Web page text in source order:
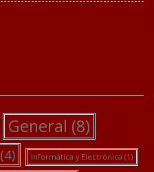
General (8)
(4) Informática y Electrónica (1)